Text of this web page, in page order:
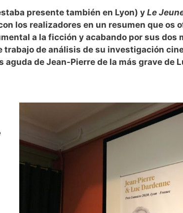
presente también en Lyon) y Le
los realizadores en un resumen que os
a la ficción y acabando por sus dos
trabajo de análisis de su investigación
de Jean-Pierre de la más grave de